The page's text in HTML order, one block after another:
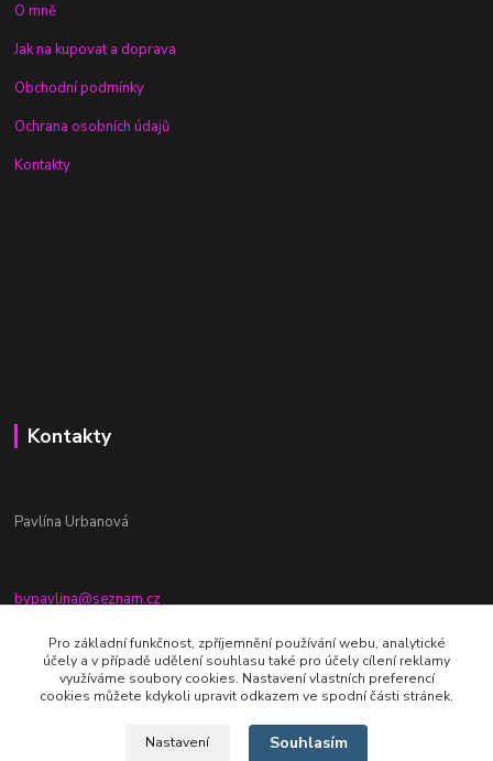
O mně
Jak na kupovat a doprava
Obchodní podmínky
Ochrana osobních údajů
Kontakty
Kontakty
Pavlína Urbanová
bypavlina@seznam.cz
+420774917196
Fb stránka - By pavlina
Pro základní funkčnost, zpříjemnění používání webu, analytické
účely a v případě udělení souhlasu také pro účely cílení reklamy
využíváme soubory cookies. Nastavení vlastních preferencí
cookies můžete kdykoli upravit odkazem ve spodní části stránek.
Nastavení Souhlasím